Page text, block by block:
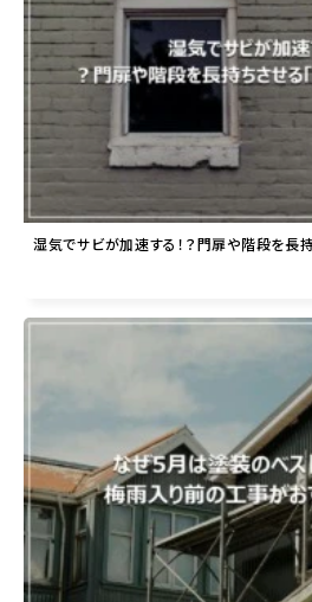
湿気でサビが加速する！？門扉や階段を長